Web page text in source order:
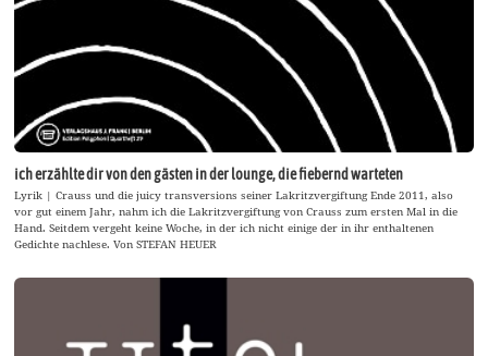
ich erzählte dir von den gästen in der lounge, die fiebernd warteten
Lyrik | Crauss und die juicy transversions seiner Lakritzvergiftung Ende 2011, also
vor gut einem Jahr, nahm ich die Lakritzvergiftung von Crauss zum ersten Mal in die
Hand. Seitdem vergeht keine Woche, in der ich nicht einige der in ihr enthaltenen
Gedichte nachlese. Von STEFAN HEUER